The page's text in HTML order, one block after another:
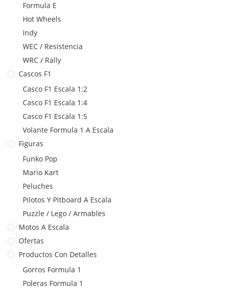
Formula E
Hot Wheels
Indy
WEC / Resistencia
WRC / Rally
Cascos F1
Casco F1 Escala 1:2
Casco F1 Escala 1:4
Casco F1 Escala 1:5
Volante Formula 1 A Escala
Figuras
Funko Pop
Mario Kart
Peluches
Pilotos Y Pitboard A Escala
Puzzle / Lego / Armables
Motos A Escala
Ofertas
Productos Con Detalles
Gorros Formula 1
Poleras Formula 1